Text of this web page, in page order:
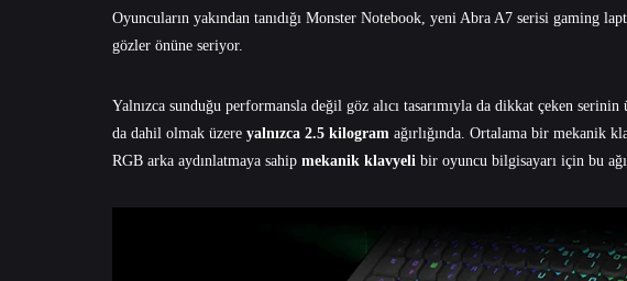
Oyuncuların yakından tanıdığı Monster Notebook, yeni Abra A7 serisi gaming
gözler önüne seriyor.
Yalnızca sunduğu performansla değil göz alıcı tasarımıyla da dikkat çeken
da dahil olmak üzere yalnızca 2.5 kilogram ağırlığında. Ortalama bir mekanik
RGB arka aydınlatmaya sahip mekanik klavyeli bir oyuncu bilgisayarı için bu